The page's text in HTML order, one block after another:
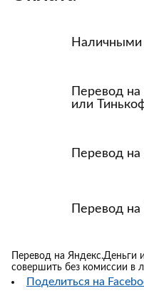
Наличными
Перевод
или
Перевод
Перевод
Перевод на
совершить без комиссии в
Поделиться на